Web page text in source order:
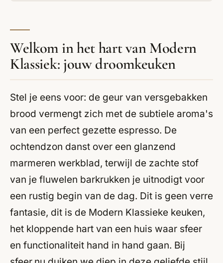
Welkom in het hart van Modern
Klassiek: jouw droomkeuken
Stel je eens voor: de geur van versgebakken
brood vermengt zich met de subtiele aroma's
van een perfect gezette espresso. De
ochtendzon danst over een glanzend
marmeren werkblad, terwijl de zachte stof
van je fluwelen barkrukken je uitnodigt voor
een rustig begin van de dag. Dit is geen verre
fantasie, dit is de Modern Klassieke keuken,
het kloppende hart van een huis waar sfeer
en functionaliteit hand in hand gaan. Bij